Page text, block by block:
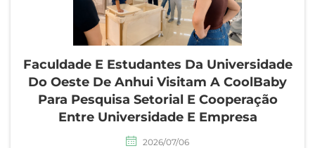
Faculdade E Estudantes Da Universidade
Do Oeste De Anhui Visitam A CoolBaby
Para Pesquisa Setorial E Cooperação
Entre Universidade E Empresa
2026/07/06